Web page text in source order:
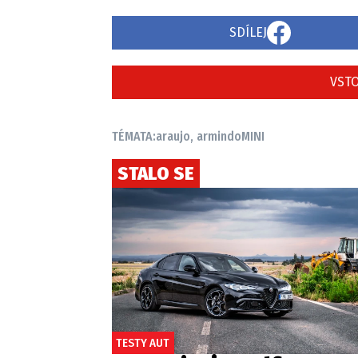
SDÍLEJ
TÉMATA:araujo, armindoMINI
STALO SE
TESTY AUT